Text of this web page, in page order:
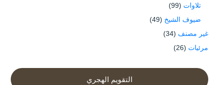
تلاوات (99)
ضيوف الشيخ (49)
غير مصنف (34)
مرئيات (26)
التقويم الهجري